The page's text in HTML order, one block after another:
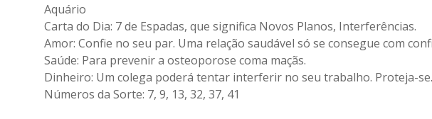
Aquário
Carta do Dia: 7 de Espadas, que significa Novos Planos, Interferências.
Amor: Confie no seu par. Uma relação saudável só se consegue com
Saúde: Para prevenir a osteoporose coma maçãs.
Dinheiro: Um colega poderá tentar interferir no seu trabalho. Proteja-se.
Números da Sorte: 7, 9, 13, 32, 37, 41